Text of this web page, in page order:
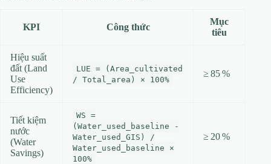
KPI Công thức
Mục
tiêu
Hiệu suất
đất (Land
Use
Efficiency)
LUE = (Area_cultivated
/ Total_area) × 100%
≥ 85 %
Tiết kiệm
nước
(Water
Savings)
WS =
(Water_used_baseline -
Water_used_GIS) /
Water_used_baseline ×
100%
≥ 20 %